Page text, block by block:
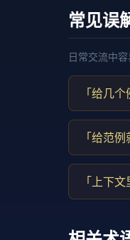
常见误
日常交流中
「给几
「给范例
「上下文